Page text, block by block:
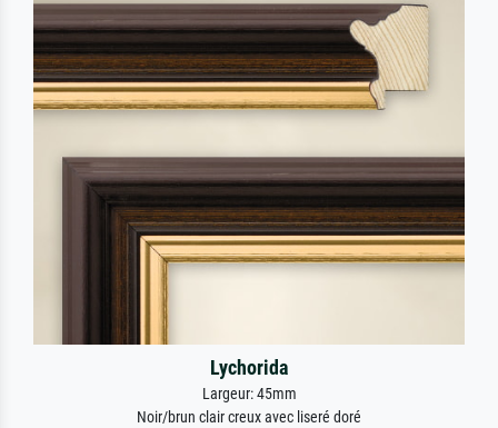
Lychorida
Largeur: 45mm
Noir/brun clair creux avec liseré doré